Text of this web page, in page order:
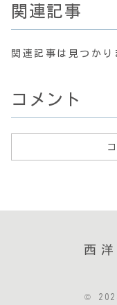
関連記事
関連記事は見つかり
コメント
西
©